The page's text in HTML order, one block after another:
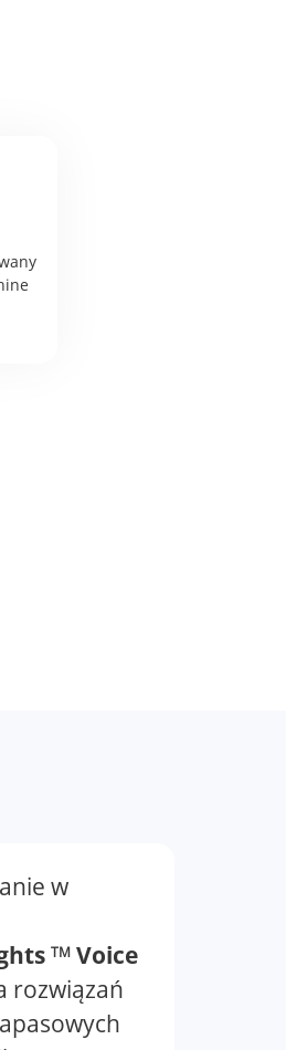
w
TM Voice
rozwiązań